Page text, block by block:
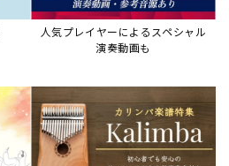
人気プレイヤーによるスペシャル
演奏動画も